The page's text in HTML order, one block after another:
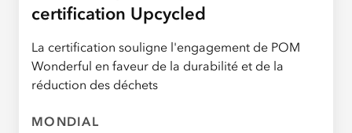
certification Upcycled
La certification souligne l'engagement de POM
Wonderful en faveur de la durabilité et de la
réduction des déchets
MONDIAL